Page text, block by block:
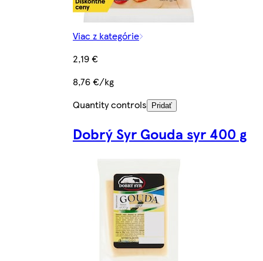
Viac z kategórie
2,19 €
8,76 €/kg
Quantity controls
Pridať
Dobrý Syr Gouda syr 400 g